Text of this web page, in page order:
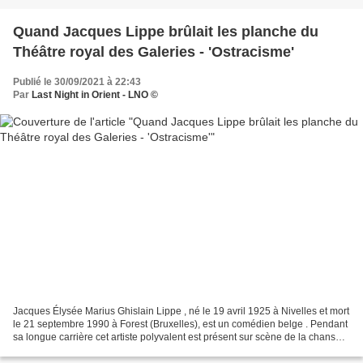
Quand Jacques Lippe brûlait les planche du
Théâtre royal des Galeries - 'Ostracisme'
Publié le 30/09/2021 à 22:43
Par Last Night in Orient - LNO ©
Jacques Élysée Marius Ghislain Lippe , né le 19 avril 1925 à Nivelles et mort
le 21 septembre 1990 à Forest (Bruxelles), est un comédien belge . Pendant
sa longue carrière cet artiste polyvalent est présent sur scène de la chanson